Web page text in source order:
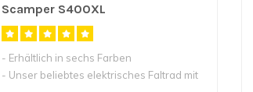
Scamper S400XL
- Erhältlich in sechs Farben
- Unser beliebtes elektrisches Faltrad mit